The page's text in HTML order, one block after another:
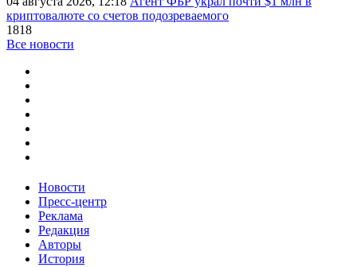
криптовалюте со счетов подозреваемого
1818
Все новости
Новости
Пресс-центр
Реклама
Редакция
Авторы
История